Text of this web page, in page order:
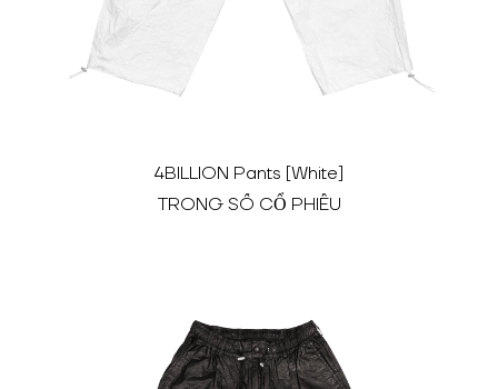
4BILLION Pants [White]
TRONG SỐ CỔ PHIẾU